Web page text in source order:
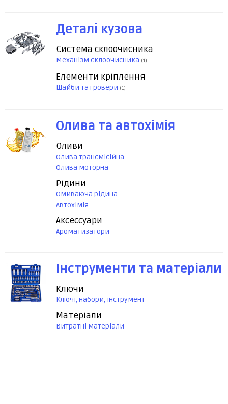
Деталі кузова
Система склоочисника
Механізм склоочисника (1)
Елементи кріплення
Шайби та гровери (1)
Олива та автохімія
Оливи
Олива трансмісійна
Олива моторна
Рідини
Омиваюча рідина
Автохімія
Аксессуари
Ароматизатори
Інструменти та матеріали
Ключи
Ключі, набори, інструмент
Матеріали
Витратні матеріали